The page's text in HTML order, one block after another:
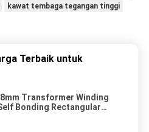
kawat tembaga tegangan tinggi
Terbaik untuk
Transformer Winding
Bonding Rectangular